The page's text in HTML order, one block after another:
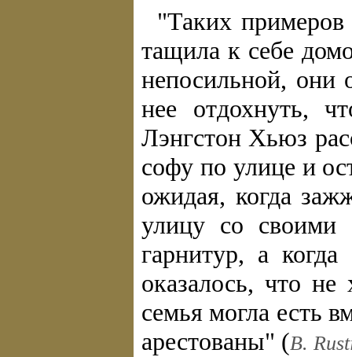
"Таких
тащила к себе
непосильной, они
нее отдохнуть,
Лэнгстон Хьюз
софу по улице и
ожидая, когда
улицу со своими
гарнитур, а
оказалось, что
семья могла есть
арестованы" (В.